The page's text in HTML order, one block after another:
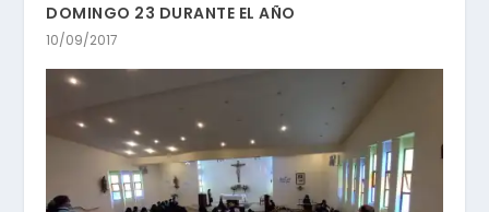
DOMINGO 23 DURANTE EL AÑO
10/09/2017